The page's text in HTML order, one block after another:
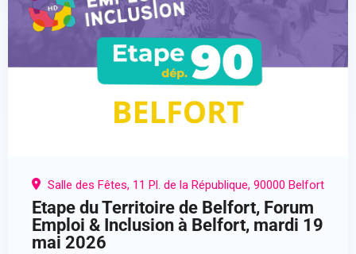
Salle des Fêtes, 11 Pl. de la République, 90000 Belfort
Etape du Territoire de Belfort, Forum
Emploi & Inclusion à Belfort, mardi 19
mai 2026